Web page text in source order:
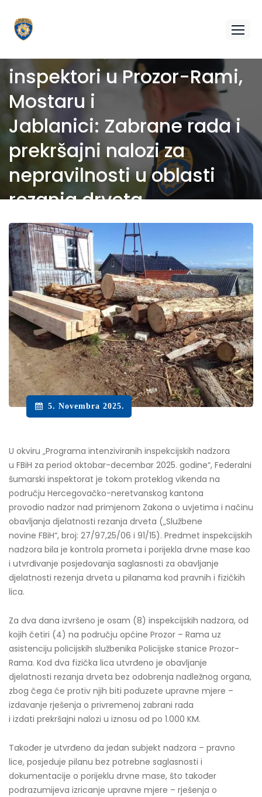
Federalni šumarski
inspektori u Prozor-Rami,
Mostaru i
Jablanici: Zabrane rada i
prekršajni nalozi za
nepravilnosti u oblasti
rezanja drveta
5. Novembra 2025.
U okviru „Programa intenziviranih inspekcijskih nadzora
u FBiH za period oktobar-decembar 2025. godine“, Federalni
šumarski inspektorat je tokom proteklog vikenda na
području Hercegovačko-neretvanskog kantona
provodio nadzor nad primjenom Zakona o uvjetima i načinu
obavljanja djelatnosti rezanja drveta („Službene
novine FBiH“, broj: 27/97,25/06 i 91/15). Predmet inspekcijskih
nadzora bila je kontrola prometa i porijekla drvne mase kao
i utvrđivanje posjedovanja saglasnosti za obavljanje
djelatnosti rezenja drveta u pilanama kod pravnih i fizičkih
lica.
Za dva dana izvršeno je osam (8) inspekcijskih nadzora, od
kojih četiri (4) na području općine Prozor – Rama uz
asistenciju policijskih službenika Policijske stanice Prozor-
Rama. Kod dva fizička lica utvrđeno je obavljanje
djelatnosti rezanja drveta bez odobrenja nadležnog organa,
zbog čega će protiv njih biti poduzete upravne mjere –
izdavanje rješenja o privremenoj zabrani rada
i izdati prekršajni nalozi u iznosu od po 1.000 KM.
Također je utvrđeno da jedan subjekt nadzora – pravno
lice, posjeduje pilanu bez potrebne saglasnosti i
dokumentacije o porijeklu drvne mase, što također
podrazumijeva izricanje upravne mjere – rješenja o